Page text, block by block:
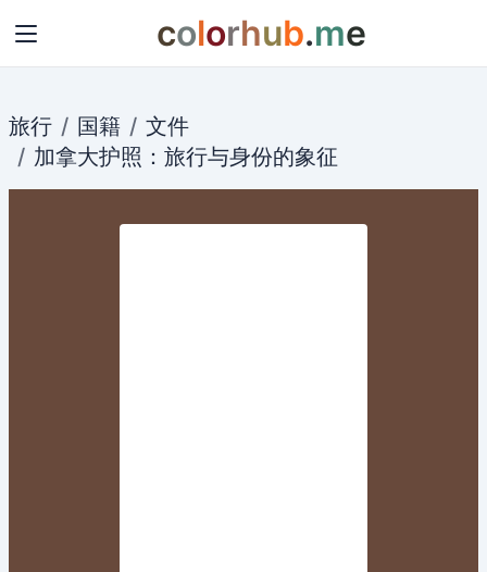
colorhub.me
旅行 国籍
文件
加拿大护照 ： 旅行与身份的象征